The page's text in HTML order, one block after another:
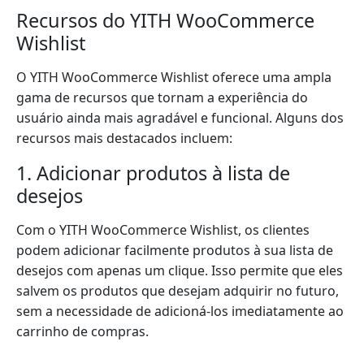
Recursos do YITH WooCommerce
Wishlist
O YITH WooCommerce Wishlist oferece uma ampla
gama de recursos que tornam a experiência do
usuário ainda mais agradável e funcional. Alguns dos
recursos mais destacados incluem:
1. Adicionar produtos à lista de
desejos
Com o YITH WooCommerce Wishlist, os clientes
podem adicionar facilmente produtos à sua lista de
desejos com apenas um clique. Isso permite que eles
salvem os produtos que desejam adquirir no futuro,
sem a necessidade de adicioná-los imediatamente ao
carrinho de compras.